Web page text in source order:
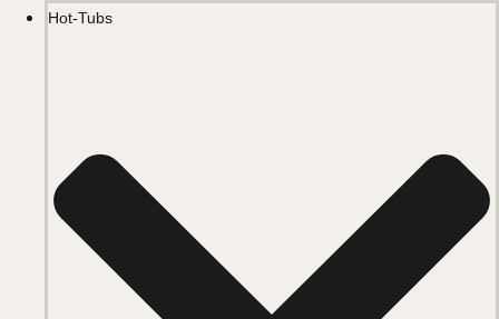
Hot-Tubs